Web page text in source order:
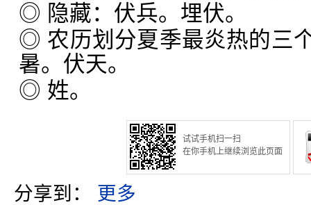
◎ 隐藏：伏兵。埋伏。
◎ 农历划分夏季最炎热的三
暑。伏天。
◎ 姓。
试试手机扫一扫
在你手机上继续浏览此页面
分享到： 更多